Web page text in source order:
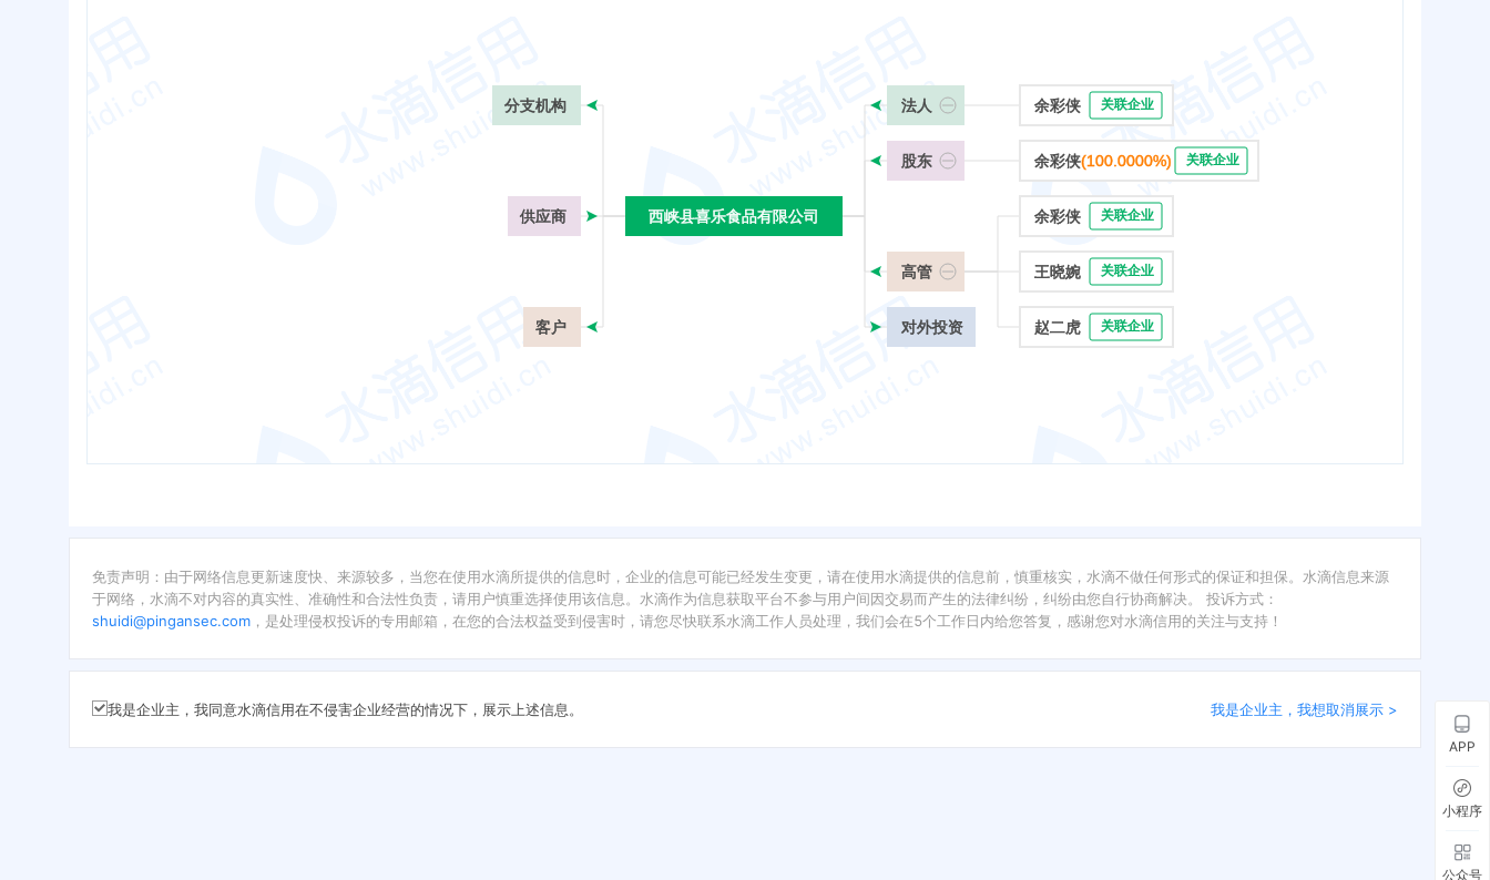
西峡县喜乐食品有限公司
分支机构
供应商
客户
西峡县喜乐食品有限公司
法人
股东
高管
对外投资
余彩侠 关联企业
余彩侠(100.0000%) 关联企业
余彩侠 关联企业
王晓婉 关联企业
赵二虎 关联企业
免责声明：由于网络信息更新速度快、来源较多，当您在使用水滴所提供的信息时，企业的信息可能已经发生变更，请在使用水滴提供的信息前，慎重核实，水滴不做任何形式的保证和担保。水滴信息来源
于网络，水滴不对内容的真实性、准确性和合法性负责，请用户慎重选择使用该信息。水滴作为信息获取平台不参与用户间因交易而产生的法律纠纷，纠纷由您自行协商解决。 投诉方式：
shuidi@pingansec.com ，是处理侵权投诉的专用邮箱，在您的合法权益受到侵害时，请您尽快联系水滴工作人员处理，我们会在5个工作日内给您答复，感谢您对水滴信用的关注与支持！
我是企业主，我同意水滴信用在不侵害企业经营的情况下，展示上述信息。 我是企业主，我想取消展示 >
APP
小程序
公众号